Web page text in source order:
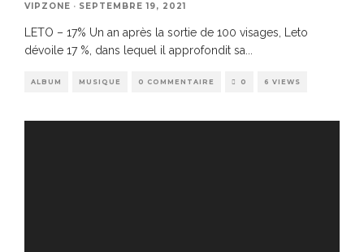
VIPZONE · SEPTEMBRE 19, 2021
LETO – 17% Un an après la sortie de 100 visages, Leto
dévoile 17 %, dans lequel il approfondit sa...
ALBUM MUSIQUE 0 COMMENTAIRE 0 6 VIEWS